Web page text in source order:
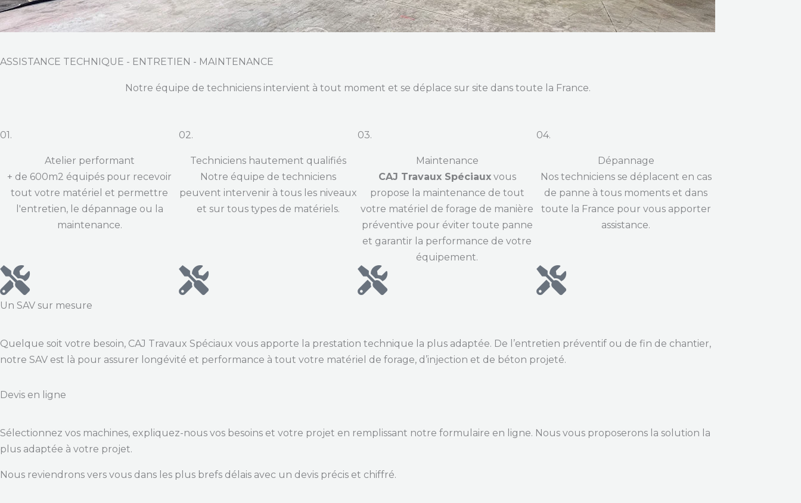
ASSISTANCE TECHNIQUE - ENTRETIEN - MAINTENANCE
Notre équipe de techniciens intervient à tout moment et se déplace sur site dans toute la France.
01.
Atelier performant
+ de 600m2 équipés pour recevoir
tout votre matériel et permettre
l'entretien, le dépannage ou la
maintenance.
02.
Techniciens hautement qualifiés
Notre équipe de techniciens
peuvent intervenir à tous les niveaux
et sur tous types de matériels.
03.
Maintenance
CAJ Travaux Spéciauxvous
propose la maintenance de tout
votre matériel de forage de manière
préventive pour éviter toute panne
et garantir la performance de votre
équipement.
04.
Dépannage
Nos techniciens se déplacent en cas
de panne à tous moments et dans
toute la France pour vous apporter
assistance.
Un SAV sur mesure
Quelque soit votre besoin, CAJ Travaux Spéciaux vous apporte la prestation technique la plus adaptée. De l’entretien préventif ou de fin de chantier,
notre SAV est là pour assurer longévité et performance à tout votre matériel de forage, d’injection et de béton projeté.
Devis en ligne
Sélectionnez vos machines, expliquez-nous vos besoins et votre projet en remplissant notre formulaire en ligne. Nous vous proposerons la solution la
plus adaptée à votre projet.
Nous reviendrons vers vous dans les plus brefs délais avec un devis précis et chiffré.